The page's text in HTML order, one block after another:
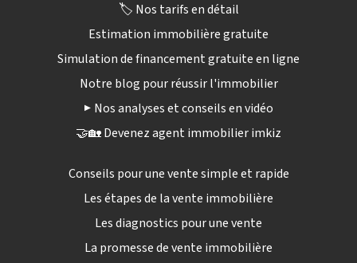
🏷️ Nos tarifs en détail
Estimation immobilière gratuite
Simulation de financement gratuite en ligne
Notre blog pour réussir l'immobilier
▶️ Nos analyses et conseils en vidéo
🤝🏡 Devenez agent immobilier imkiz
Conseils pour une vente simple et rapide
Les étapes de la vente immobilière
Les diagnostics pour une vente
La promesse de vente immobilière